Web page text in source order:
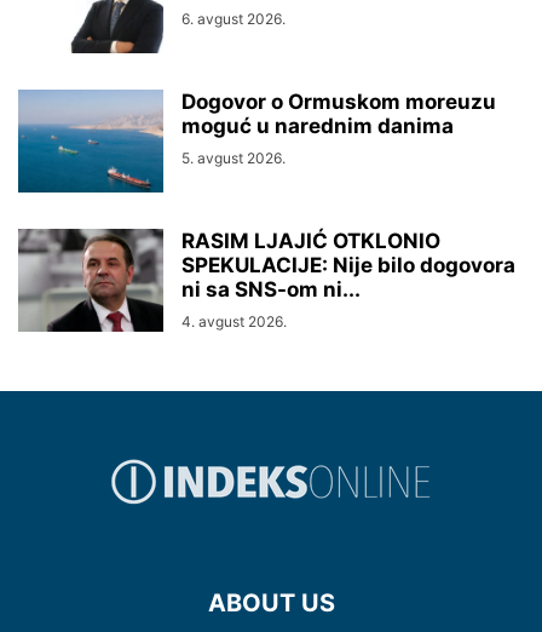
6. avgust 2026.
Dogovor o Ormuskom moreuzu
moguć u narednim danima
5. avgust 2026.
RASIM LJAJIĆ OTKLONIO
SPEKULACIJE: Nije bilo dogovora
ni sa SNS-om ni...
4. avgust 2026.
ABOUT US